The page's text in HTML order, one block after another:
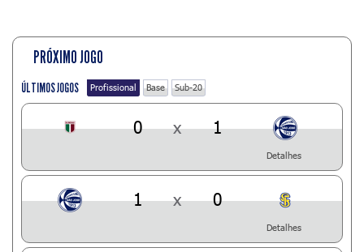
PRÓXIMO JOGO
ÚLTIMOS JOGOS Profissional Base Sub-20
0 x 1
Detalhes
1 x 0
Detalhes